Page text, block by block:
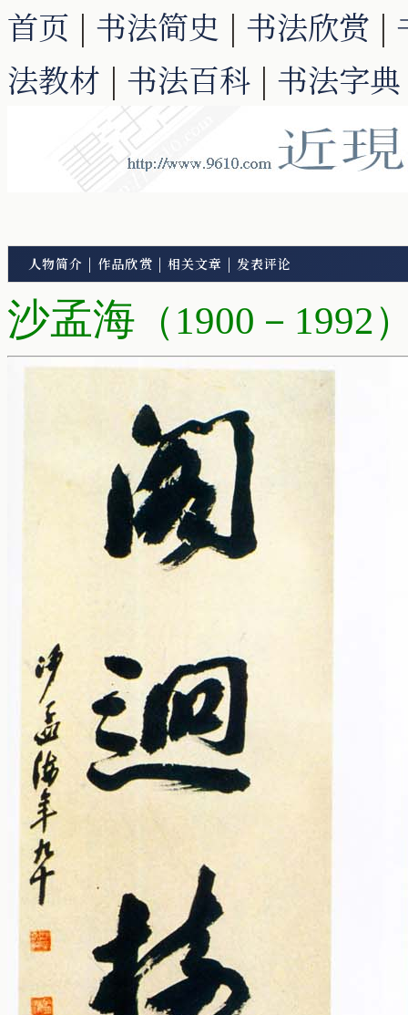
首页 | 书法简史 | 书法欣赏 |
法教材 | 书法百科 | 书法字典
人物简介 | 作品欣赏 | 相关文章 | 发表评论
沙孟海 （1900－1992